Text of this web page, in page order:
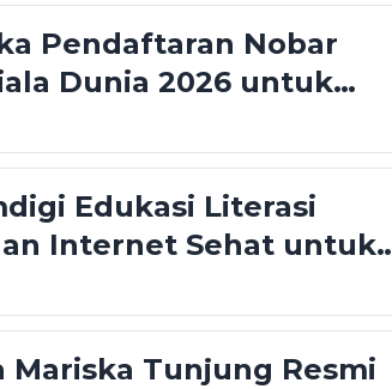
Pendaftaran Nobar
Dunia 2026 untuk
Hotel
Edukasi Literasi
Internet Sehat untuk
Tangerang
Mariska Tunjung Resmi